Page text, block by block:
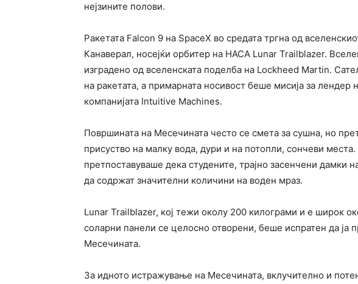
нејзините полови.
Ракетата Falcon 9 на SpaceX во средата тргна од
Канаверал, носејќи орбитер на НАСА Lunar Trailblazer.
изградено од вселенската поделба на Lockheed Martin.
на ракетата, а примарната носивост беше мисија за лендер
компанијата Intuitive Machines.
Површината на Месечината често се смета за сушна, но
присуство на малку вода, дури и на потопли, сончеви
претпоставуваше дека студените, трајно засенчени дамки
да содржат значителни количини на воден мраз.
Lunar Trailblazer, кој тежи околу 200 килограми и е широк
соларни панели се целосно отворени, беше испратен да ја
Месечината.
За идното истражување на Месечината, вклучително и